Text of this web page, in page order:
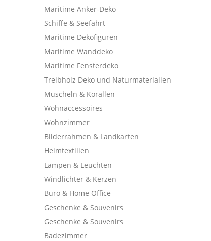
Maritime Anker-Deko
Schiffe & Seefahrt
Maritime Dekofiguren
Maritime Wanddeko
Maritime Fensterdeko
Treibholz Deko und Naturmaterialien
Muscheln & Korallen
Wohnaccessoires
Wohnzimmer
Bilderrahmen & Landkarten
Heimtextilien
Lampen & Leuchten
Windlichter & Kerzen
Büro & Home Office
Geschenke & Souvenirs
Geschenke & Souvenirs
Badezimmer